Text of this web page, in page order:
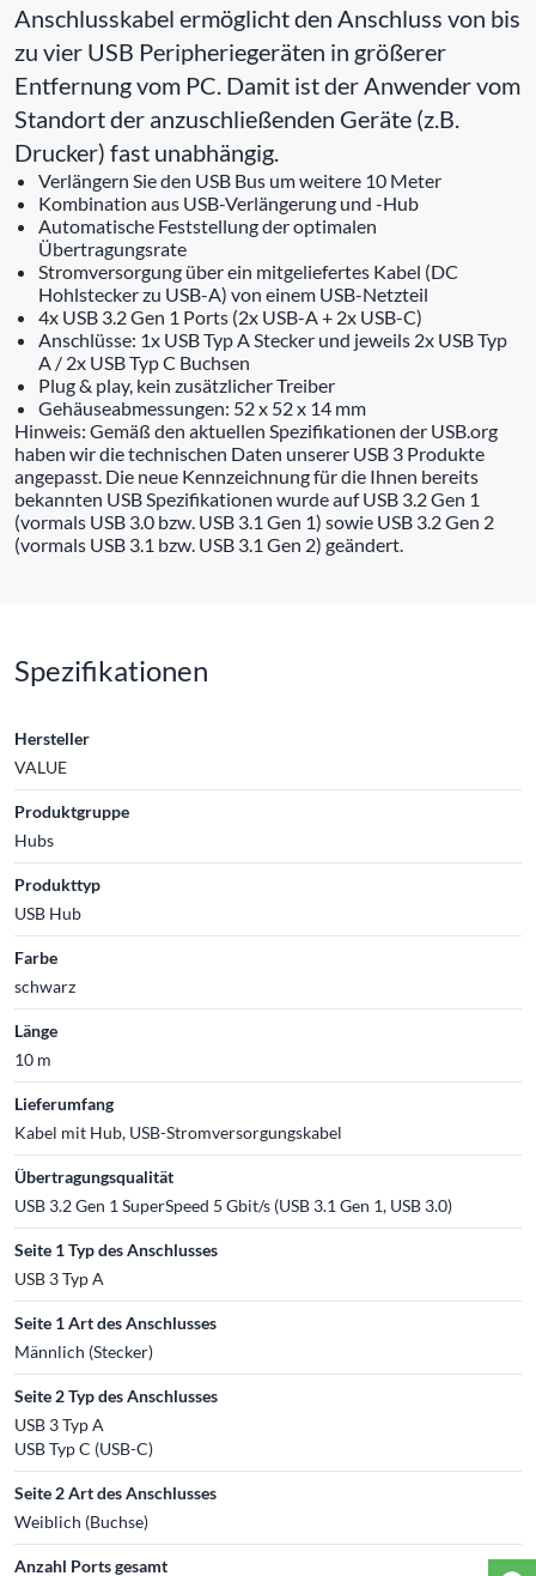
Anschlusskabel ermöglicht den Anschluss von bis
zu vier USB Peripheriegeräten in größerer
Entfernung vom PC. Damit ist der Anwender vom
Standort der anzuschließenden Geräte (z.B.
Drucker) fast unabhängig.
Verlängern Sie den USB Bus um weitere 10 Meter
Kombination aus USB-Verlängerung und -Hub
Automatische Feststellung der optimalen
Übertragungsrate
Stromversorgung über ein mitgeliefertes Kabel (DC
Hohlstecker zu USB-A) von einem USB-Netzteil
4x USB 3.2 Gen 1 Ports (2x USB-A + 2x USB-C)
Anschlüsse: 1x USB Typ A Stecker und jeweils 2x USB Typ
A / 2x USB Typ C Buchsen
Plug & play, kein zusätzlicher Treiber
Gehäuseabmessungen: 52 x 52 x 14 mm
Hinweis: Gemäß den aktuellen Spezifikationen der USB.org
haben wir die technischen Daten unserer USB 3 Produkte
angepasst. Die neue Kennzeichnung für die Ihnen bereits
bekannten USB Spezifikationen wurde auf USB 3.2 Gen 1
(vormals USB 3.0 bzw. USB 3.1 Gen 1) sowie USB 3.2 Gen 2
(vormals USB 3.1 bzw. USB 3.1 Gen 2) geändert.
Spezifikationen
Hersteller
VALUE
Produktgruppe
Hubs
Produkttyp
USB Hub
Farbe
schwarz
Länge
10 m
Lieferumfang
Kabel mit Hub, USB-Stromversorgungskabel
Übertragungsqualität
USB 3.2 Gen 1 SuperSpeed 5 Gbit/s (USB 3.1 Gen 1, USB 3.0)
Seite 1 Typ des Anschlusses
USB 3 Typ A
Seite 1 Art des Anschlusses
Männlich (Stecker)
Seite 2 Typ des Anschlusses
USB 3 Typ A
USB Typ C (USB-C)
Seite 2 Art des Anschlusses
Weiblich (Buchse)
Anzahl Ports gesamt